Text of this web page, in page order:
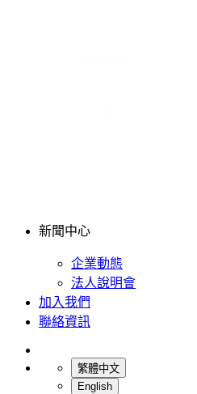
新聞中心
企業動態
法人說明會
加入我們
聯絡資訊
繁體中文
English